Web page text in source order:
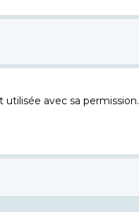
avec sa permission.